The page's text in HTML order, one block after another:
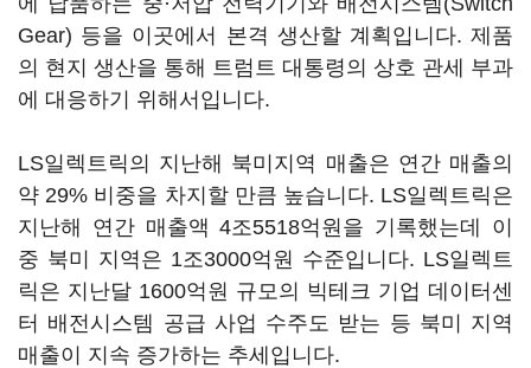
Gear) 등을 이곳에서 본격 생산할 계획입니다. 제품
의 현지 생산을 통해 트럼트 대통령의 상호 관세 부과
에 대응하기 위해서입니다.
LS일렉트릭의 지난해 북미지역 매출은 연간 매출의
약 29% 비중을 차지할 만큼 높습니다. LS일렉트릭은
지난해 연간 매출액 4조5518억원을 기록했는데 이
중 북미 지역은 1조3000억원 수준입니다. LS일렉트
릭은 지난달 1600억원 규모의 빅테크 기업 데이터센
터 배전시스템 공급 사업 수주도 받는 등 북미 지역
매출이 지속 증가하는 추세입니다.